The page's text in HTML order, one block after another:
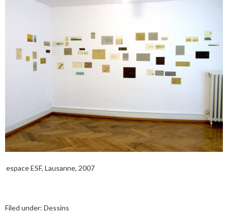
espace ESF, Lausanne, 2007
Filed under: Dessins